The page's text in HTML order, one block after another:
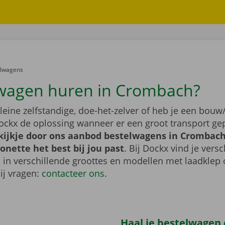
huren in Crombach?
zelfstandige, doe-het-zelver of heb je een
de oplossing wanneer er een groot transport
door ons aanbod bestelwagens in
het best bij jou past. Bij Dockx vind je
verschillende groottes en modellen met laadklep
vragen: contacteer ons.